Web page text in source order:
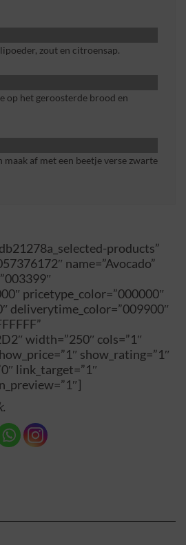
zout en citroensap.
op het geroosterde brood en
maak af met een beetje verse zwarte
products”
name=”Avocado”
pricetype_color=”000000″
deliverytime_color=”009900″
width=”250″ cols=”1″
show_rating=”1″
link_target=”1″